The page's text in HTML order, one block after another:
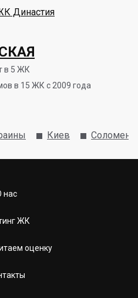
в 5 ЖК
в 15 ЖК с 2009 года
Династия
Киев
нас
ЖК
оценку